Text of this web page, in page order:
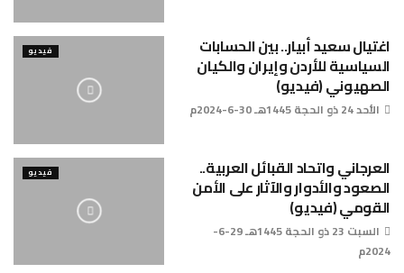
فيديو اغتيال سعيد أبيار.. بين الحسابات
السياسية للأردن وإيران والكيان
الصهيوني (فيديو)
الأحد 24 ذو الحجة 1445هـ 30-6-2024م
فيديو العرجاني واتحاد القبائل العربية..
الصعود والأدوار والآثار على الأمن
القومي (فيديو)
السبت 23 ذو الحجة 1445هـ 29-6-
2024م